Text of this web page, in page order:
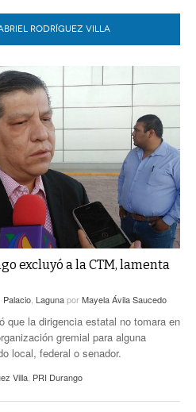
GALLITO
RODRÍGUEZ VILLA
excluyó a la CTM, lamenta
Palacio LagunaporMayela Ávila Saucedo
que la dirigencia estatal no tomara en
gremial para alguna
local, federal o senador.
Villa PRI Durango